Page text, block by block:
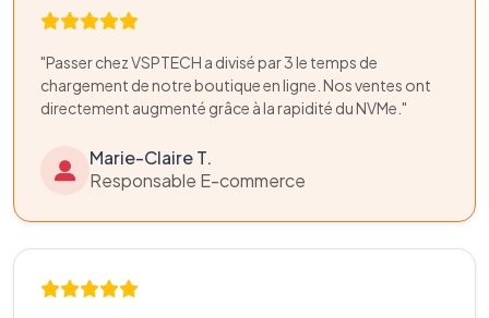
"Passer chez VSPTECH a divisé par 3 le temps de
chargement de notre boutique en ligne. Nos ventes ont
directement augmenté grâce à la rapidité du NVMe."
Marie-Claire T.
Responsable E-commerce